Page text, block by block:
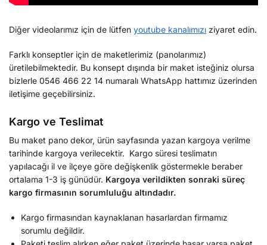
Diğer videolarımız için de lütfen youtube kanalımızı ziyaret edin.
Farklı konseptler için de maketlerimiz (panolarımız)
üretilebilmektedir. Bu konsept dışında bir maket isteğiniz olursa
bizlerle 0546 466 22 14 numaralı WhatsApp hattımız üzerinden
iletişime geçebilirsiniz.
Kargo ve Teslimat
Bu maket pano dekor, ürün sayfasında yazan kargoya verilme
tarihinde kargoya verilecektir. Kargo süresi teslimatın
yapılacağı il ve ilçeye göre değişkenlik göstermekle beraber
ortalama 1-3 iş günüdür. Kargoya verildikten sonraki süreç
kargo firmasının sorumluluğu altındadır.
Kargo firmasından kaynaklanan hasarlardan firmamız
sorumlu değildir.